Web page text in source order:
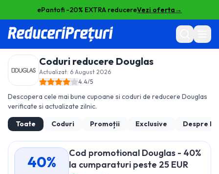
ePantofi -20% EXTRA reducereVezi oferta→
Coduri reducere Douglas
Actualizat: 6 August 2026
4.4/5
Descopera cele mai bune cupoane si coduri de reducere Douglas
verificate si actualizate zilnic.
Toate
Coduri Promoții Exclusive Despre
40%
Cod promotional Douglas - 40%
la cumparaturi peste 25 EUR